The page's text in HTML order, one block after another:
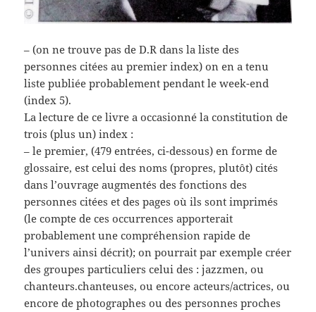
– (on ne trouve pas de D.R dans la liste des
personnes citées au premier index) on en a tenu
liste publiée probablement pendant le week-end
(index 5).
La lecture de ce livre a occasionné la constitution de
trois (plus un) index :
– le premier, (479 entrées, ci-dessous) en forme de
glossaire, est celui des noms (propres, plutôt) cités
dans l’ouvrage augmentés des fonctions des
personnes citées et des pages où ils sont imprimés
(le compte de ces occurrences apporterait
probablement une compréhension rapide de
l’univers ainsi décrit); on pourrait par exemple créer
des groupes particuliers celui des : jazzmen, ou
chanteurs.chanteuses, ou encore acteurs/actrices, ou
encore de photographes ou des personnes proches